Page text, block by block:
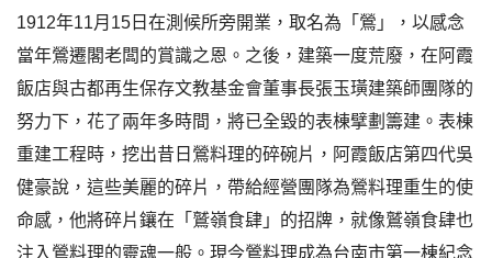
1912年11月15日在測候所旁開業，取名為「鶯」，以感念
當年鶯遷閣老闆的賞識之恩。之後，建築一度荒廢，在阿霞
飯店與古都再生保存文教基金會董事長張玉璜建築師團隊的
努力下，花了兩年多時間，將已全毀的表棟擘劃籌建。表棟
重建工程時，挖出昔日鶯料理的碎碗片，阿霞飯店第四代吳
健豪說，這些美麗的碎片，帶給經營團隊為鶯料理重生的使
命感，他將碎片鑲在「鷲嶺食肆」的招牌，就像鷲嶺食肆也
注入鶯料理的靈魂一般。現今鶯料理成為台南市第一棟紀念